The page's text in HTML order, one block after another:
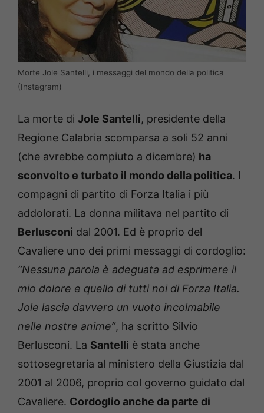
Morte Jole Santelli, i messaggi del mondo della politica
(Instagram)
La morte di Jole Santelli, presidente della
Regione Calabria scomparsa a soli 52 anni
(che avrebbe compiuto a dicembre) ha
sconvolto e turbato il mondo della politica. I
compagni di partito di Forza Italia i più
addolorati. La donna militava nel partito di
Berlusconi dal 2001. Ed è proprio del
Cavaliere uno dei primi messaggi di cordoglio:
“Nessuna parola è adeguata ad esprimere il
mio dolore e quello di tutti noi di Forza Italia.
Jole lascia davvero un vuoto incolmabile
nelle nostre anime”, ha scritto Silvio
Berlusconi. La Santelli è stata anche
sottosegretaria al ministero della Giustizia dal
2001 al 2006, proprio col governo guidato dal
Cavaliere. Cordoglio anche da parte di